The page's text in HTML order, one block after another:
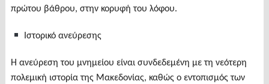
πρώτου βάθρου, στην κορυφή του λόφου.
Ιστορικό ανεύρεσης
Η ανεύρεση του μνημείου είναι συνδεδεμένη με τη νεότερη
πολεμική ιστορία της Μακεδονίας, καθώς ο εντοπισμός των